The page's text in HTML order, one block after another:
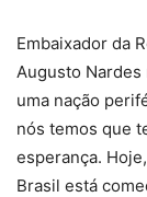
Embaixador da
Augusto
uma nação
nós temos que
esperança.
Brasil está